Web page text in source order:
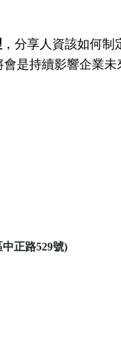
，分享人資該如何
是持續影響企業未
中正路529號)